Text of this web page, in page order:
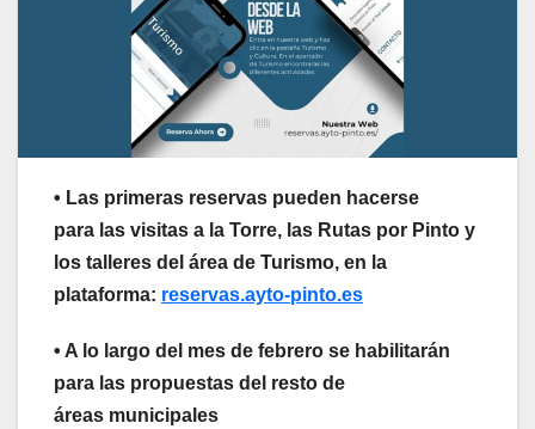
• Las primeras reservas pueden hacerse
para las visitas a la Torre, las Rutas por Pinto y
los talleres del área de Turismo, en la
plataforma: reservas.ayto-pinto.es
• A lo largo del mes de febrero se habilitarán
para las propuestas del resto de
áreas municipales